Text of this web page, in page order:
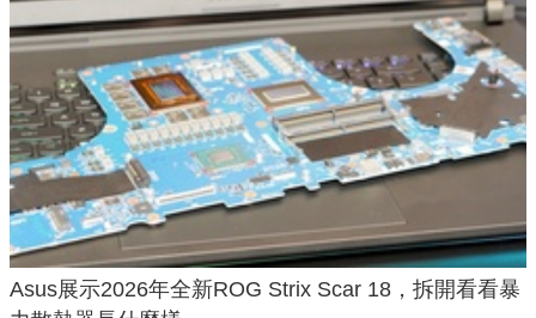
Asus展示2026年全新ROG Strix Scar 18，拆開看看暴